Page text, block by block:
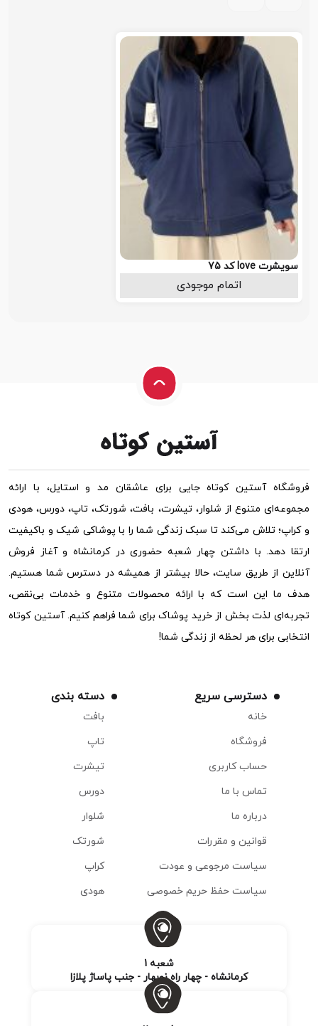
سویشرت love کد 75
1.648.000اتمام موجودی
فروشگاه آستین کوتاه جایی برای عاشقان مد و استایل، با ارائه
مجموعه‌ای متنوع از شلوار، تیشرت، بافت، شورتک، تاپ، دورس، هودی
و کراپ؛ تلاش می‌کند تا سبک زندگی شما را با پوشاکی شیک و باکیفیت
ارتقا دهد. با داشتن چهار شعبه حضوری در کرمانشاه و آغاز فروش
آنلاین از طریق سایت، حالا بیشتر از همیشه در دسترس شما هستیم.
هدف ما این است که با ارائه محصولات متنوع و خدمات بی‌نقص،
تجربه‌ای لذت بخش از خرید پوشاک برای شما فراهم کنیم. آستین کوتاه
انتخابی برای هر لحظه از زندگی شما!
دسترسی سریع
خانه
فروشگاه
حساب کاربری
تماس با ما
درباره ما
قوانین و مقررات
سیاست مرجوعی و عودت
سیاست حفظ حریم خصوصی
دسته بندی
بافت
تاپ
تیشرت
دورس
شلوار
شورتک
کراپ
هودی
شعبه 1
کرمانشاه - چهار راه نوبهار - جنب پاساژ پلازا